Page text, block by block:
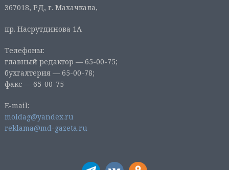
367018, РД, г. Махачкала,
пр. Насрутдинова 1А
Телефоны:
главный редактор — 65-00-75;
бухгалтерия — 65-00-78;
факс — 65-00-75
E-mail:
moldag@yandex.ru
reklama@md-gazeta.ru